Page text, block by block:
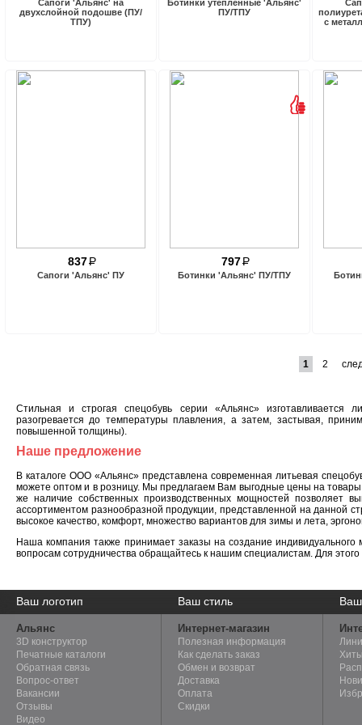
Сапоги 'Альянс' на
двухслойной подошве (ПУ/
ТПУ)
Ботинки утепленные 'Альянс'
ПУ/ТПУ
с
837P
Сапоги 'Альянс' ПУ
797P
Ботинки 'Альянс' ПУ/ТПУ
1 2
Стильная и строгая спецобувь серии «Альянс» изготавливается
разогревается до температуры плавления, а затем, застывая,
повышенной толщины).
Наше предложение
В каталоге ООО «Альянс» представлена современная литьевая
можете оптом и в розницу. Мы предлагаем Вам выгодные цены на товары
же наличие собственных производственных мощностей позволяет
ассортиментом разнообразной продукции, представленной на данной
высокое качество, комфорт, множество вариантов для зимы и лета,
Наша компания также принимает заказы на создание
вопросам сотрудничества обращайтесь к нашим специалистам. Для
Мы поможем создать
уникальную корпоративную
форму с вашим логотипом.
Ваш логотип
Мы осуществляем пошив
эксклюзивных моделей
одежды по эскизам клиента.
Ваш стиль
Альянс
3D конструктор
Печатные каталоги
Обратная связь
Вопрос-ответ
Вакансии
Отзывы
Видео
Интернет-магазин
Полезная информация
Как сделать заказ
Обмен и возврат
Доставка
Оплата
Скидки